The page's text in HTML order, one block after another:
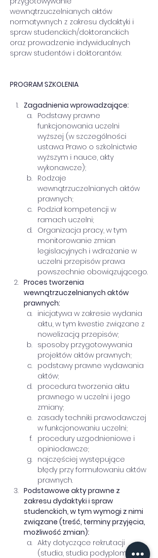
wewnątrzuczelnianych aktów
normatywnych z zakresu dydaktyki i
spraw studenckich/doktoranckich
oraz prowadzenie indywidualnych
spraw studentów i doktorantów.
PROGRAM SZKOLENIA
Zagadnienia wprowadzające:
Podstawy prawne
funkcjonowania uczelni
wyższej (w szczególności
ustawa Prawo o szkolnictwie
wyższym i nauce, akty
wykonawcze);
Rodzaje
wewnątrzuczelnianych aktów
prawnych;
Podział kompetencji w
ramach uczelni;
Organizacja pracy, w tym
monitorowanie zmian
legislacyjnych i wdrażanie w
uczelni przepisów prawa
powszechnie obowiązującego.
Proces tworzenia
wewnątrzuczelnianych aktów
prawnych:
inicjatywa w zakresie wydania
aktu, w tym kwestie związane z
nowelizacją przepisów;
sposoby przygotowywania
projektów aktów prawnych;
podstawy prawne wydawania
aktów;
procedura tworzenia aktu
prawnego w uczelni i jego
zmiany;
zasady techniki prawodawczej
w funkcjonowaniu uczelni;
procedury uzgodnieniowe i
opiniodawcze;
najczęściej występujące
błędy przy formułowaniu aktów
prawnych.
Podstawowe akty prawne z
zakresu dydaktyki i spraw
studenckich, w tym wymogi z nimi
związane (treść, terminy przyjęcia,
możliwość zmian):
Akty dotyczące rekrutacji
(studia, studia podyplomowe,